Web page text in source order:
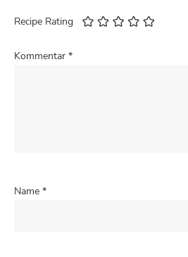
Recipe Rating
Kommentar *
Name *